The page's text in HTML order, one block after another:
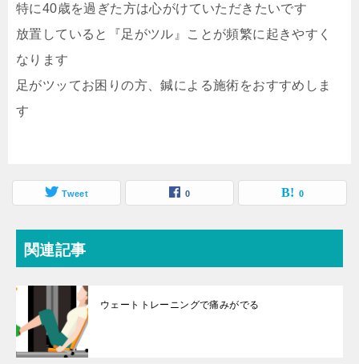
特に40歳を過ぎた方は心がけていただきたいです
放置していると『足がツル』ことが頻繁に起きやすく
なります
足がツッてお困りの方、鍼による施術をおすすめしま
す
Tweet 0 0
関連記事
ウェートトレーニングで痛みがでる